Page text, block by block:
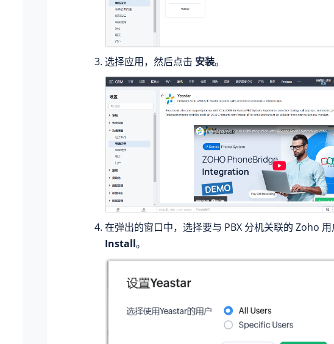
选择应用，然后点击 安装。
在弹出的窗口中，选择要与 PBX 分机关联的 Zoho
Install。